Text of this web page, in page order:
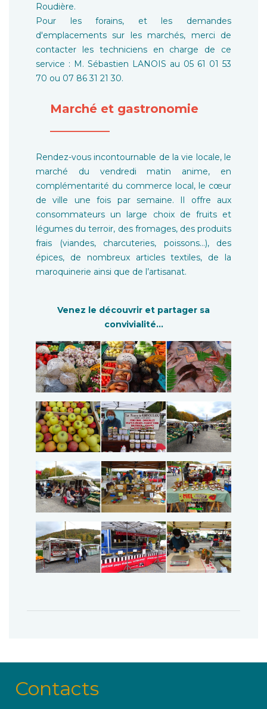
Roudière.
Pour les forains, et les demandes
d'emplacements sur les marchés, merci de
contacter les techniciens en charge de ce
service : M. Sébastien LANOIS au 05 61 01 53
70 ou 07 86 31 21 30.
Marché et gastronomie
Rendez-vous incontournable de la vie locale, le
marché du vendredi matin anime, en
complémentarité du commerce local, le cœur
de ville une fois par semaine. Il offre aux
consommateurs un large choix de fruits et
légumes du terroir, des fromages, des produits
frais (viandes, charcuteries, poissons…), des
épices, de nombreux articles textiles, de la
maroquinerie ainsi que de l’artisanat.
Venez le découvrir et partager sa
convivialité…
Contacts